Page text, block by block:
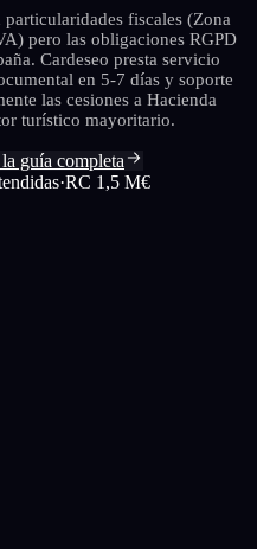
fiscales (Zona
pero las obligaciones RGPD
Cardeseo presta servicio
en 5-7 días y soporte
las cesiones a Hacienda
turístico mayoritario.
guía completa
·RC 1,5 M€